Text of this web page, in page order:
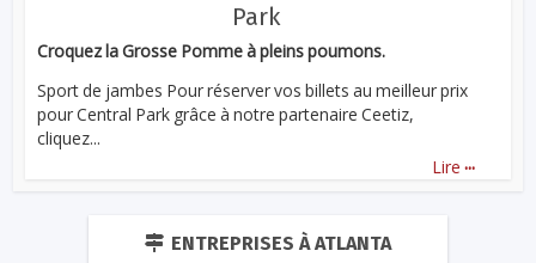
Park
Croquez la Grosse Pomme à pleins poumons.
Sport de jambes Pour réserver vos billets au meilleur prix
pour Central Park grâce à notre partenaire Ceetiz,
cliquez...
Lire ...
ENTREPRISES À ATLANTA